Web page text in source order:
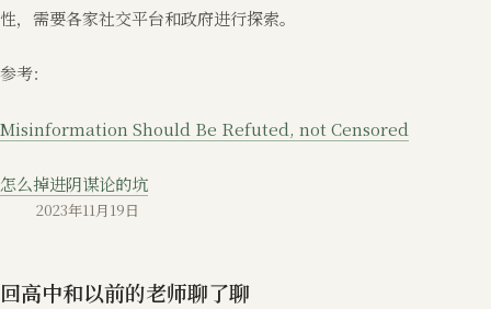
性，需要各家社交平台和政府进行探索。
参考：
Misinformation Should Be Refuted, not Censored
怎么掉进阴谋论的坑
2023年11月19日
回高中和以前的老师聊了聊